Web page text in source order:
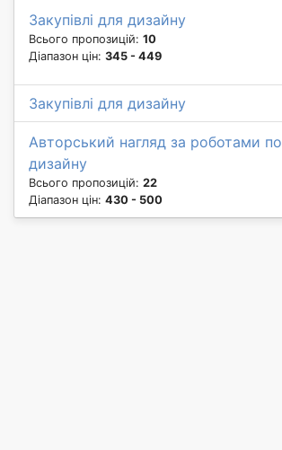
Закупівлі для дизайну
Всього пропозицій: 10
Діапазон цін: 345 - 449
Закупівлі для дизайну
Авторський нагляд за роботами по
дизайну
Всього пропозицій: 22
Діапазон цін: 430 - 500